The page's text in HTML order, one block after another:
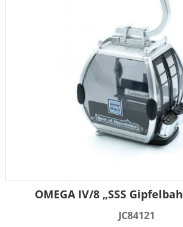
OMEGA IV/8 „SSS
JC84121